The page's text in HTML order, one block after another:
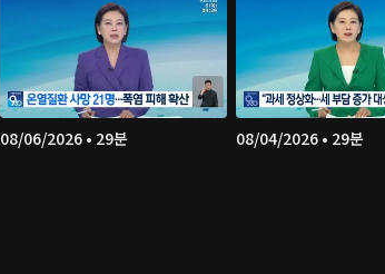
08/06/2026 • 29분 08/04/2026 • 29분